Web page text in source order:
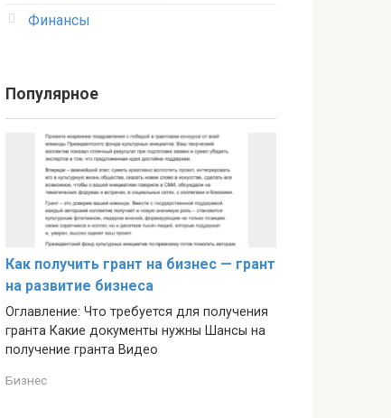
Финансы
Популярное
Как получить грант на бизнес — грант
на развитие бизнеса
Оглавление: Что требуется для получения
гранта Какие документы нужны Шансы на
получение гранта Видео
Бизнес